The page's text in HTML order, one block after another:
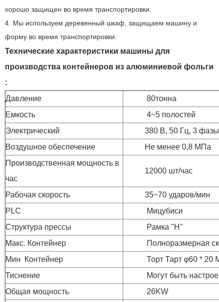
хорошо защищен во время транспортировки.
4. Мы используем деревянный шкаф, защищаем машину и
форму во время транспортировки.
Технические характеристики машины для
производства контейнеров из алюминиевой фольги
:
Давление
80тонна
Емкость
4~5 полостей
Электрический
380 В, 50 Гц, 3 фазы
Воздушное обеспечение
Не менее 0,8 МПа
Производственная мощность в
час
12000 шт/час
Рабочая скорость
35~70 ударов/мин
PLC
Мицубиси
Структура прессы
Рамка "Н"
Макс. Контейнер
Полноразмерная
Мин Контейнер
Торт Тарт φ60 * 20
Тиснение
Могут быть
Общая мощность
26KW